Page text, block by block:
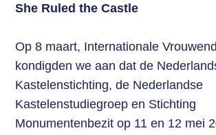
She Ruled the Castle
Op 8 maart, Internationale
kondigden we aan dat de
Kastelenstichting, de Nederlandse
Kastelenstudiegroep en Stichting
Monumentenbezit op 11 en 12 mei